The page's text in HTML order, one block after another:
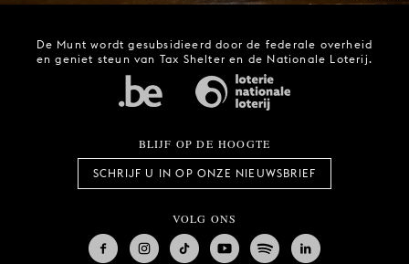
De Munt wordt gesubsidieerd door de federale overheid
en geniet steun van Tax Shelter en de Nationale Loterij.
BLIJF OP DE HOOGTE
SCHRIJF U IN OP ONZE NIEUWSBRIEF
VOLG ONS